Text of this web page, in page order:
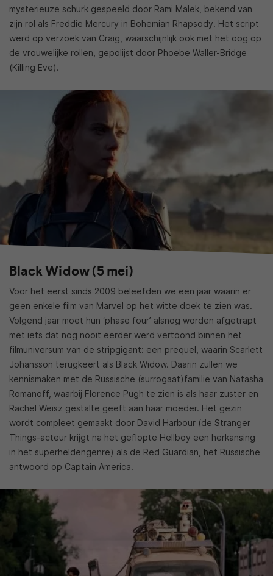
mysterieuze schurk gespeeld door Rami Malek, bekend van
zijn rol als Freddie Mercury in Bohemian Rhapsody. Het script
werd op verzoek van Craig, waarschijnlijk ook met het oog op
de vrouwelijke rollen, gepolijst door Phoebe Waller-Bridge
(Killing Eve).
Black Widow (5 mei)
Voor het eerst sinds 2009 beleefden we een jaar waarin er
geen enkele film van Marvel op het witte doek te zien was.
Volgend jaar moet hun ‘phase four’ alsnog worden afgetrapt
met iets dat nog nooit eerder werd vertoond binnen het
filmuniversum van de stripgigant: een prequel, waarin Scarlett
Johansson terugkeert als Black Widow. Daarin zullen we
kennismaken met de Russische (surrogaat)familie van Natasha
Romanoff, waarbij Florence Pugh te zien is als haar zuster en
Rachel Weisz gestalte geeft aan haar moeder. Het gezin
wordt compleet gemaakt door David Harbour (de Stranger
Things-acteur krijgt na het geflopte Hellboy een herkansing
in het superheldengenre) als de Red Guardian, het Russische
antwoord op Captain America.